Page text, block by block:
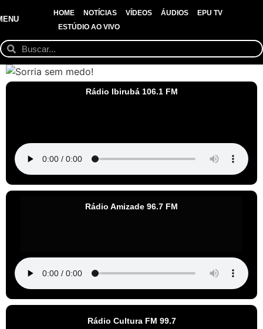
HOME NOTÍCIAS VÍDEOS ÁUDIOS
EPU TV
ESTÚDIO AO VIVO
Rádio Ibirubá 106.1 FM
Rádio Amizade 96.7 FM
Rádio Cultura FM 99.7